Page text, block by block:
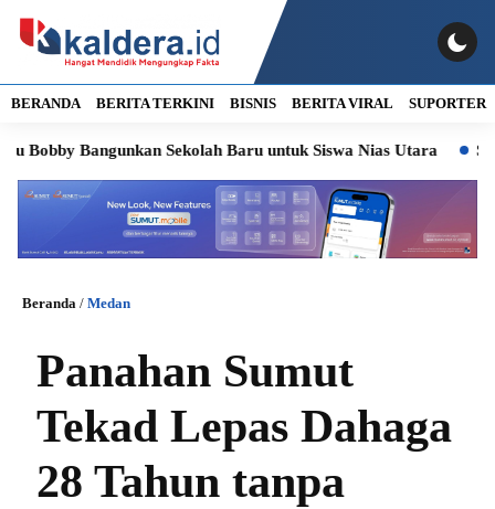
BERANDA BERITA TERKINI BISNIS BERITA VIRAL SUPORTER
Bangunkan Sekolah Baru untuk Siswa Nias Utara Soroti
Beranda / Medan
Panahan Sumut
Tekad Lepas Dahaga
28 Tahun tanpa